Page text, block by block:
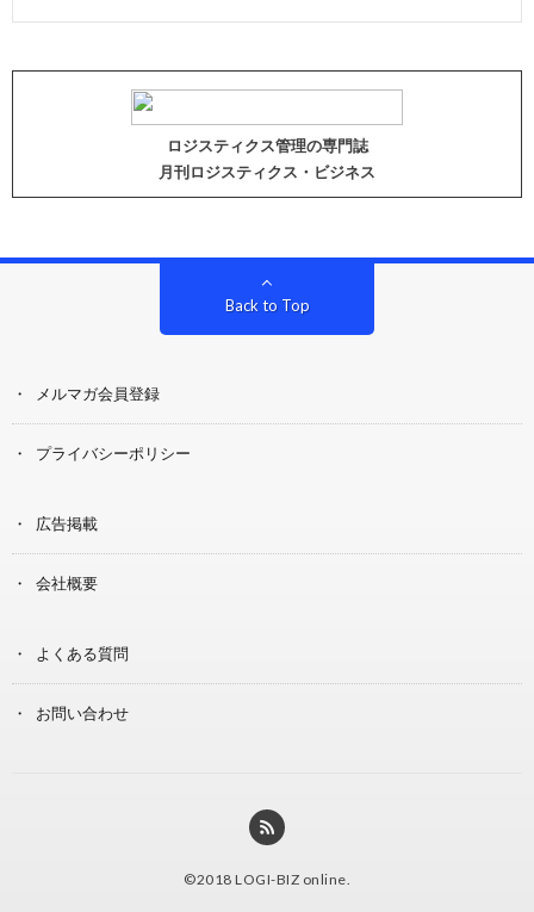
ロジスティクス管理の専門誌
月刊ロジスティクス・ビジネス
Back to Top
メルマガ会員登録
プライバシーポリシー
広告掲載
会社概要
よくある質問
お問い合わせ
©2018 LOGI-BIZ online.